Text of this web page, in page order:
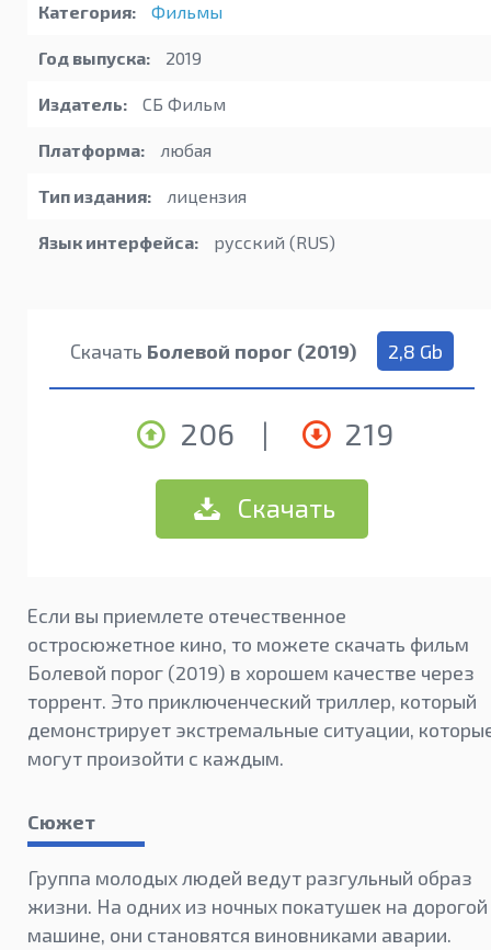
Категория: Фильмы
Год выпуска: 2019
Издатель: СБ Фильм
Платформа: любая
Тип издания: лицензия
Язык интерфейса: русский (RUS)
Скачать Болевой порог (2019) 2,8 Gb
206 | 219
Скачать
Если вы приемлете отечественное
остросюжетное кино, то можете скачать фильм
Болевой порог (2019) в хорошем качестве через
торрент. Это приключенческий триллер, который
демонстрирует экстремальные ситуации,
могут произойти с каждым.
Сюжет
Группа молодых людей ведут разгульный образ
жизни. На одних из ночных покатушек на дорогой
машине, они становятся виновниками аварии.